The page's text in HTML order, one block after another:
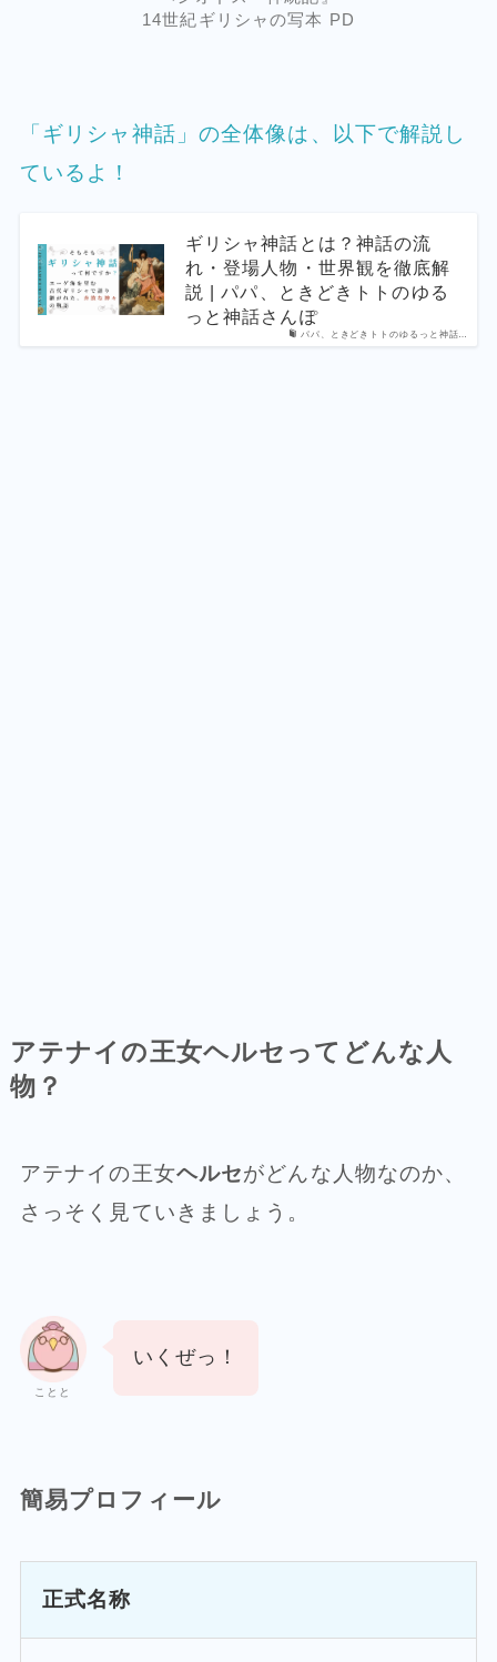
14世紀ギリシャの写本 PD
「ギリシャ神話」の全体像は、以下で解説し
ているよ！
パパ、ときどきトトのゆるっと神話…
ギリシャ神話とは？神話の流
れ・登場人物・世界観を徹底解
説 | パパ、ときどきトトのゆる
っと神話さんぽ
アテナイの王女ヘルセってどんな人
物？
アテナイの王女ヘルセがどんな人物なのか、
さっそく見ていきましょう。
ことと
いくぜっ！
簡易プロフィール
正式名称